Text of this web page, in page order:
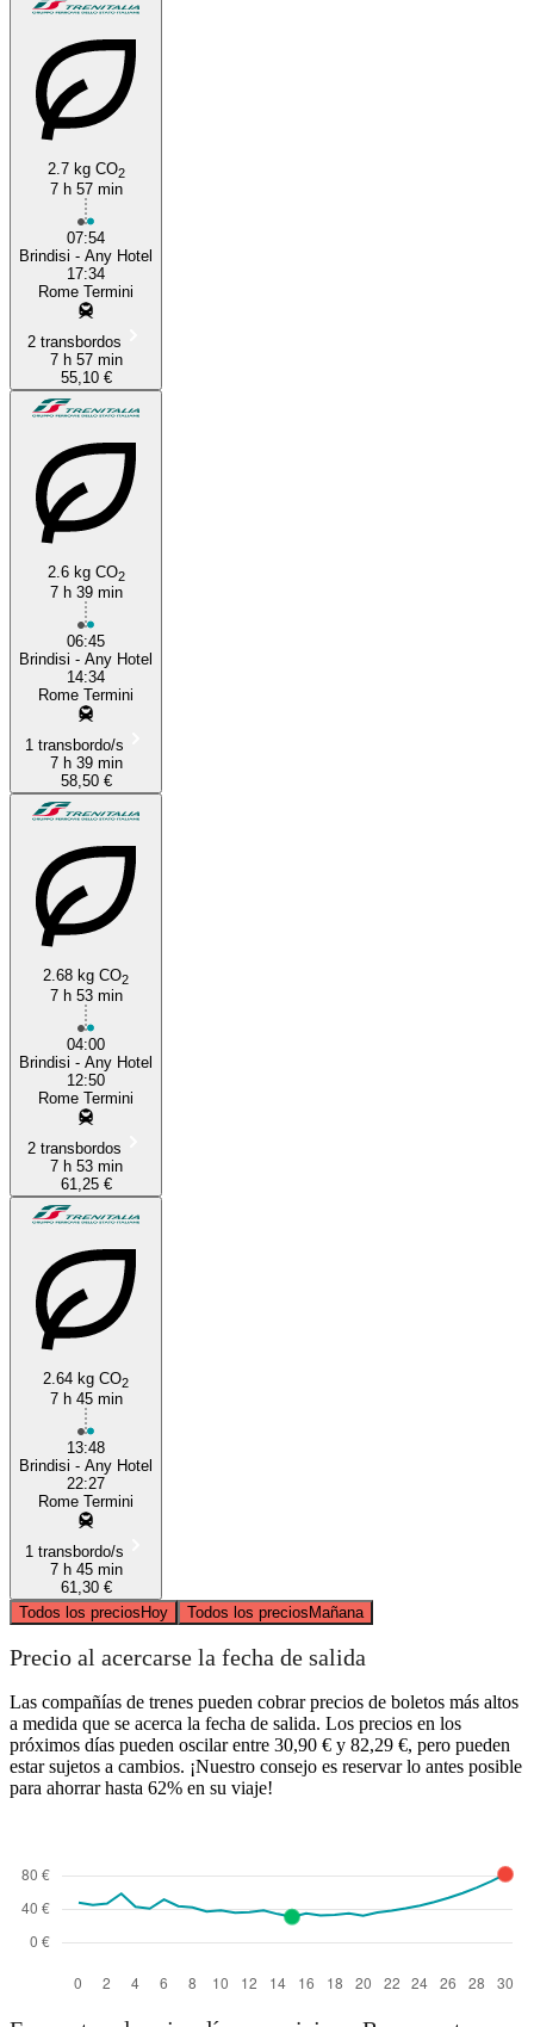
2.7 kg CO2
7 h 57 min
07:54
Brindisi - Any Hotel
17:34
Rome Termini
2 transbordos
7 h 57 min
55,10 €
2.6 kg CO2
7 h 39 min
06:45
Brindisi - Any Hotel
14:34
Rome Termini
1 transbordo/s
7 h 39 min
58,50 €
2.68 kg CO2
7 h 53 min
04:00
Brindisi - Any Hotel
12:50
Rome Termini
2 transbordos
7 h 53 min
61,25 €
2.64 kg CO2
7 h 45 min
13:48
Brindisi - Any Hotel
22:27
Rome Termini
1 transbordo/s
7 h 45 min
61,30 €
Todos los preciosHoy Todos los preciosMañana
Precio al acercarse la fecha de salida
Las compañías de trenes pueden cobrar precios de boletos más altos
a medida que se acerca la fecha de salida. Los precios en los
próximos días pueden oscilar entre 30,90 € y 82,29 €, pero pueden
estar sujetos a cambios. ¡Nuestro consejo es reservar lo antes posible
para ahorrar hasta 62% en su viaje!